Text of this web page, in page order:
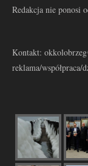
Redakcja nie ponosi
Kontakt:
reklama/